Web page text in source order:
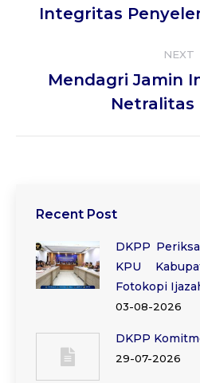
Integritas
NEXT
Mendagri Jamin
Netralitas
Recent Post
DKPP
KPU
Fotokopi
03-08-2026
DKPP
29-07-2026